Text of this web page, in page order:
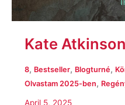
Kate
8, Bestseller, Blogturné,
Olvastam 2025-ben,
April 5, 2025